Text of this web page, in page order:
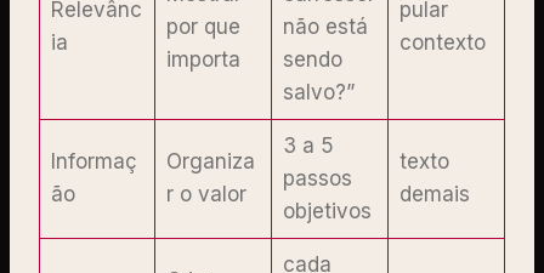
Relevânc
ia
por que
importa
não está
sendo
salvo?”
pular
contexto
Informaç
ão
Organiza
r o valor
3 a 5
passos
objetivos
texto
demais
cada